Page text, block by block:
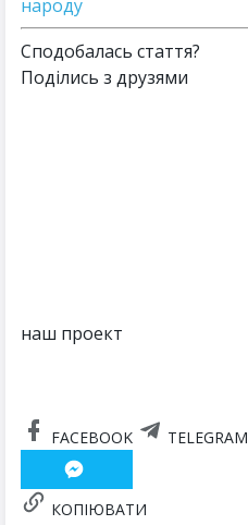
народу
Сподобалась стаття?
Поділись з друзями
наш проект
FACEBOOK TELEGRAM
КОПІЮВАТИ